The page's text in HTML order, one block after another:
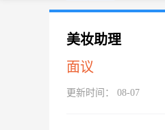
美妆助理
面议
更新时间： 08-07